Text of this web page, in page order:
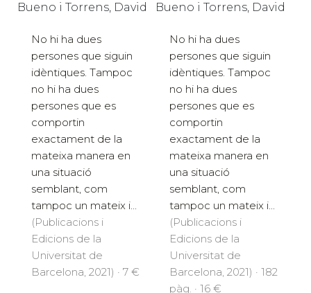
Bueno i Torrens, David
No hi ha dues
persones que siguin
idèntiques. Tampoc
no hi ha dues
persones que es
comportin
exactament de la
mateixa manera en
una situació
semblant, com
tampoc un mateix i...
(Publicacions i
Edicions de la
Universitat de
Barcelona, 2021) · 7 €
Bueno i Torrens, David
No hi ha dues
persones que siguin
idèntiques. Tampoc
no hi ha dues
persones que es
comportin
exactament de la
mateixa manera en
una situació
semblant, com
tampoc un mateix i...
(Publicacions i
Edicions de la
Universitat de
Barcelona, 2021) · 182
pàg. · 16 €